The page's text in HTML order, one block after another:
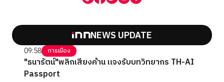
NEWS UPDATE
09:58 การเมือง
"ธนารัตน์"พลิกเสียงค้าน แจงรับบทวิทยากร TH-AI
Passport